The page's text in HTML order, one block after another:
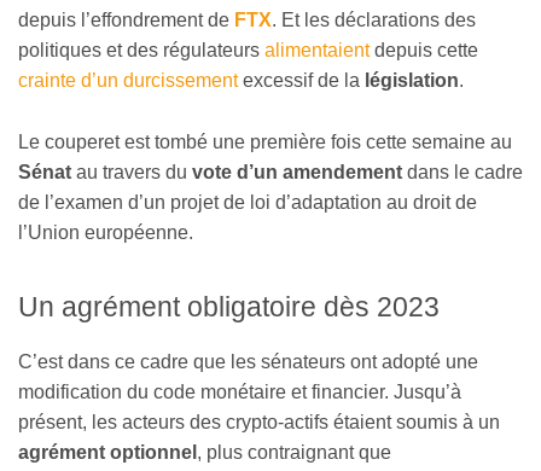
depuis l’effondrement de FTX. Et les déclarations des
politiques et des régulateurs alimentaientdepuis cette
crainte d’un durcissementexcessif de la législation.
Le couperet est tombé une première fois cette semaine au
Sénat au travers du vote d’un amendement dans le cadre
de l’examen d’un projet de loi d’adaptation au droit de
l’Union européenne.
Un agrément obligatoire dès 2023
C’est dans ce cadre que les sénateurs ont adopté une
modification du code monétaire et financier. Jusqu’à
présent, les acteurs des crypto-actifs étaient soumis à un
agrément optionnel , plus contraignant que